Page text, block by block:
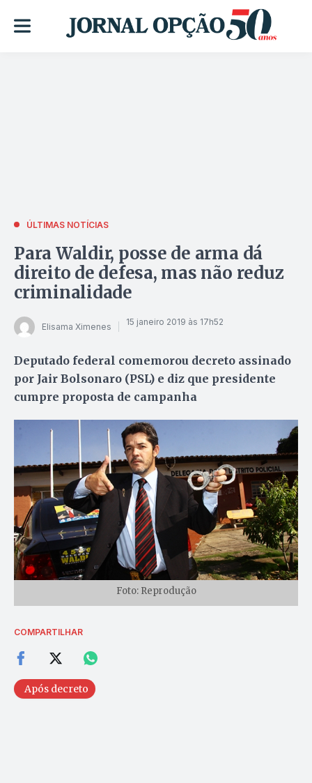
ÚLTIMAS NOTÍCIAS
Para Waldir, posse de arma dá
direito de defesa, mas não reduz
criminalidade
Elisama Ximenes 15 janeiro 2019 às 17h52
Deputado federal comemorou decreto assinado
por Jair Bolsonaro (PSL) e diz que presidente
cumpre proposta de campanha
Foto: Reprodução
COMPARTILHAR
Após decreto